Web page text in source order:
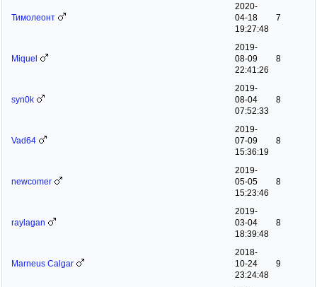
Тимолеонт
2020-
04-18
19:27:48
7
Miquel
2019-
08-09
22:41:26
8
syn0k
2019-
08-04
07:52:33
8
Vad64
2019-
07-09
15:36:19
8
newcomer
2019-
05-05
15:23:46
8
raylagan
2019-
03-04
18:39:48
8
Marneus Calgar
2018-
10-24
23:24:48
9